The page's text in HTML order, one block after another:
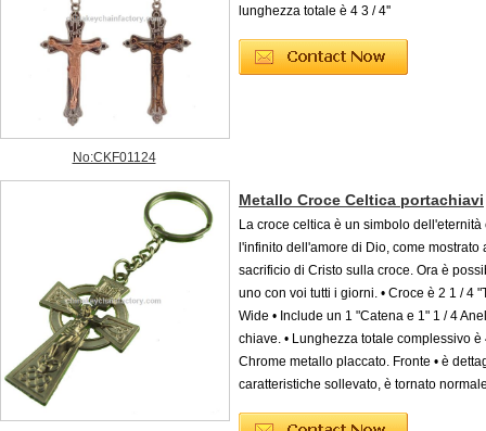
No:CKF01124
lunghezza totale è 4 3 / 4''
Metallo Croce Celtica portachiavi
La croce celtica è un simbolo dell'eternità
l'infinito dell'amore di Dio, come mostrato
sacrificio di Cristo sulla croce. Ora è
uno con voi tutti i giorni. • Croce è 2 1 / 4
Wide • Include un 1 "Catena e 1" 1 / 4
chiave. • Lunghezza totale complessivo è
Chrome metallo placcato. Fronte • è
caratteristiche sollevato, è tornato